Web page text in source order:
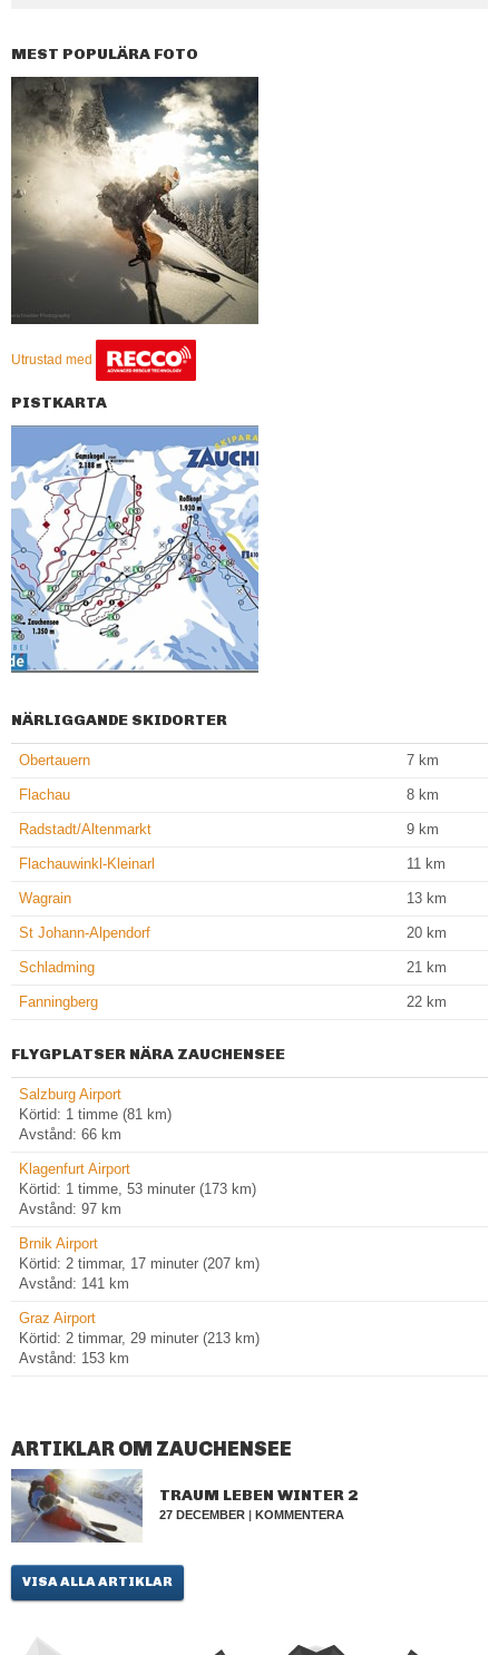
MEST POPULÄRA FOTO
Utrustad med
PISTKARTA
NÄRLIGGANDE SKIDORTER
Obertauern 7 km
Flachau 8 km
Radstadt/​Altenmarkt 9 km
Flachauwinkl-Kleinarl 11 km
Wagrain 13 km
St Johann-Alpendorf 20 km
Schladming 21 km
Fanningberg 22 km
FLYGPLATSER NÄRA ZAUCHENSEE
Salzburg Airport
Körtid: 1 timme (81 km)
Avstånd: 66 km
Klagenfurt Airport
Körtid: 1 timme, 53 minuter (173 km)
Avstånd: 97 km
Brnik Airport
Körtid: 2 timmar, 17 minuter (207 km)
Avstånd: 141 km
Graz Airport
Körtid: 2 timmar, 29 minuter (213 km)
Avstånd: 153 km
ARTIKLAR OM ZAUCHENSEE
TRAUM LEBEN WINTER 2
27 DECEMBER KOMMENTERA
VISA ALLA ARTIKLAR